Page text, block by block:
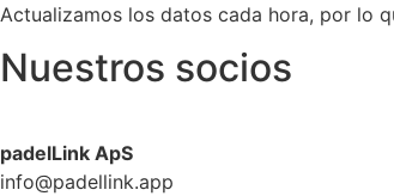
Actualizamos los datos cada hora, por lo
Nuestros socios
padelLink ApS
info@padellink.app